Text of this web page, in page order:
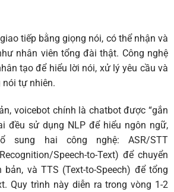
tiếp bằng giọng nói, có thể nhận và
nhân viên tổng đài thật. Công nghệ
tạo để hiểu lời nói, xử lý yêu cầu và
nói tự nhiên.
voicebot chính là chatbot được “gắn
đều sử dụng NLP để hiểu ngôn ngữ,
sung hai công nghệ: ASR/STT
Speech-to-Text) để chuyển
và TTS (Text-to-Speech) để tổng
Quy trình này diễn ra trong vòng 1-2